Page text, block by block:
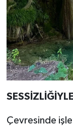
Çevresinde